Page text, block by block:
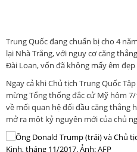
Trung Quốc đang chuẩn bị cho 4
lại Nhà Trắng, với nguy cơ căng
Đài Loan, vốn đã không mấy êm
Ngay cả khi Chủ tịch Trung Quốc
mừng Tổng thống đắc cử Mỹ hôm
về mối quan hệ đối đầu căng thẳng
mở ra một kỷ nguyên mới của chủ